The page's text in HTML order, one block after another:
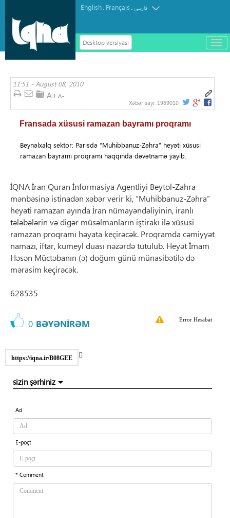
English. Français.فارسی
Desktop versiyası
باز
و
11:51 - August 08, 2010
Xəbər sayı: 1969010
Fransada xüsusi ramazan bayramı proqramı
Beynəlxalq sektor: Parisdə “Muhibbanuz-Zəhra” heyəti xüsusi
ramazan bayramı proqramı haqqında dəvətnamə yayıb.
İQNA İran Quran İnformasiya Agentliyi Beytol-Zahra
mənbəsinə istinadən xəbər verir ki, “Muhibbanuz-Zəhra”
heyəti ramazan ayında İran nümayəndəliyinin, iranlı
tələbələrin və digər müsəlmanların iştirakı ilə xüsusi
ramazan proqramı həyata keçirəcək. Proqramda cəmiyyət
namazı, iftar, kumeyl duası nəzərdə tutulub. Heyət İmam
Həsən Müctəbanın (ə) doğum günü münasibətilə də
mərasim keçirəcək.
628535
0 BƏYƏNİRƏM Error Hesabat
https://iqna.ir/B08GEE
sizin şərhiniz
Ad
E-poçt
* Comment